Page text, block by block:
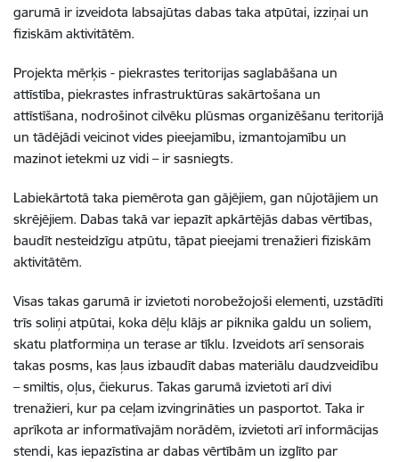
garumā ir izveidota labsajūtas dabas taka atpūtai, izziņai un
fiziskām aktivitātēm.
Projekta mērķis - piekrastes teritorijas saglabāšana un
attīstība, piekrastes infrastruktūras sakārtošana un
attīstīšana, nodrošinot cilvēku plūsmas organizēšanu teritorijā
un tādējādi veicinot vides pieejamību, izmantojamību un
mazinot ietekmi uz vidi – ir sasniegts.
Labiekārtotā taka piemērota gan gājējiem, gan nūjotājiem un
skrējējiem. Dabas takā var iepazīt apkārtējās dabas vērtības,
baudīt nesteidzīgu atpūtu, tāpat pieejami trenažieri fiziskām
aktivitātēm.
Visas takas garumā ir izvietoti norobežojoši elementi, uzstādīti
trīs soliņi atpūtai, koka dēļu klājs ar piknika galdu un soliem,
skatu platformiņa un terase ar tīklu. Izveidots arī sensorais
takas posms, kas ļaus izbaudīt dabas materiālu daudzveidību
– smiltis, oļus, čiekurus. Takas garumā izvietoti arī divi
trenažieri, kur pa ceļam izvingrināties un pasportot. Taka ir
aprīkota ar informatīvajām norādēm, izvietoti arī informācijas
stendi, kas iepazīstina ar dabas vērtībām un izglīto par